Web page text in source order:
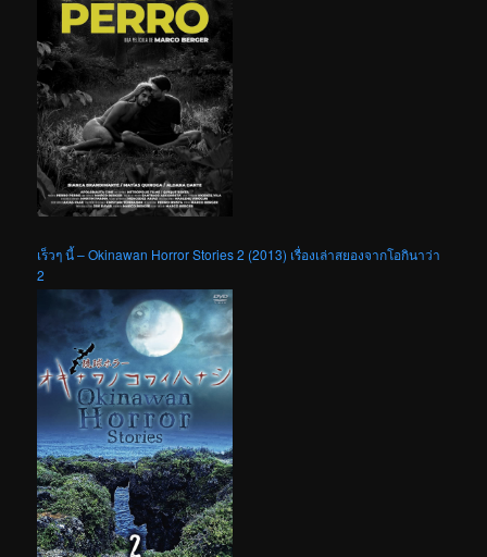
เร็วๆ นี้ – Okinawan Horror Stories 2 (2013) เรื่องเล่าสยองจากโอกินาว่า
2